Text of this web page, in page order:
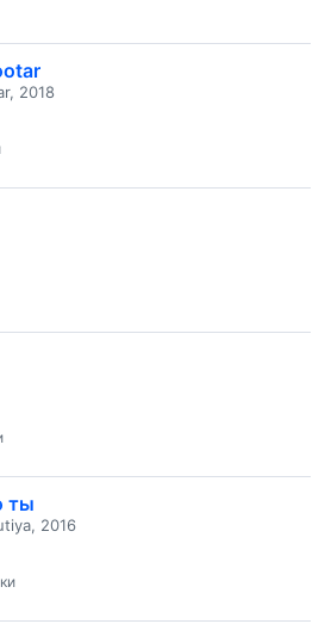
2018
ты
2016